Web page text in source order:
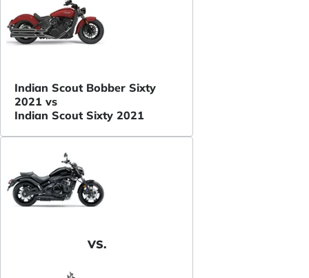
Indian Scout Bobber Sixty
2021 vs
Indian Scout Sixty 2021
VS.